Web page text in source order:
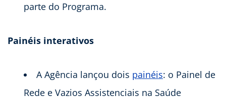
parte do Programa.
Painéis interativos
A Agência lançou dois painéis: o Painel de
Rede e Vazios Assistenciais na Saúde